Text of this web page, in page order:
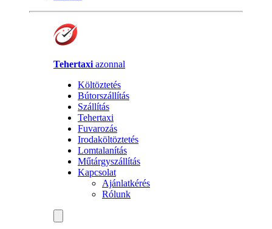
Tehertaxi azonnal
Költöztetés
Bútorszállítás
Szállítás
Tehertaxi
Fuvarozás
Irodaköltöztetés
Lomtalanítás
Műtárgyszállítás
Kapcsolat
Ajánlatkérés
Rólunk